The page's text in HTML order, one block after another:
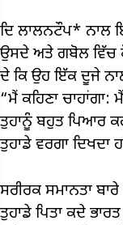
ਦਿ ਲਾਲਨਟੌਪ* ਨਾਲ
ਉਸਦੇ ਅਤੇ ਗਬੋਲ ਵਿੱਚ
ਦੇ ਕਿ ਉਹ ਇੱਕ ਦੂਜੇ
“ਮੈਂ ਕਹਿਣਾ
ਤੁਹਾਨੂੰ ਬਹੁਤ ਪਿਆਰ
ਤੁਹਾਡੇ ਵਰਗਾ ਦਿਖਦਾ
ਸਰੀਰਕ ਸਮਾਨਤਾ
ਤੁਹਾਡੇ ਪਿਤਾ ਕਦੇ